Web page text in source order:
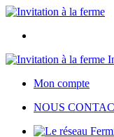
Mon compte
NOUS